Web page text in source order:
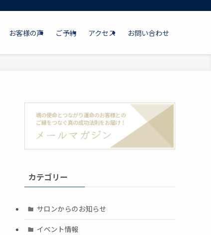
お客様の声 ご予約 アクセス お問い合わせ
カテゴリー
サロンからのお知らせ
イベント情報